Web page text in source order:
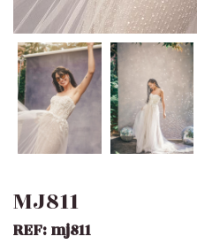
MJ811
REF:mj811